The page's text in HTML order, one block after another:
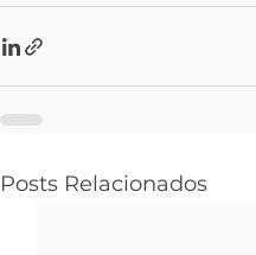
Posts Relacionados